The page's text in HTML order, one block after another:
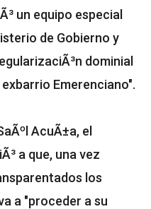
un equipo especial
de Gobierno y
dominial
Emerenciano".
AcuÃ±a, el
a que, una vez
los
a "proceder a su